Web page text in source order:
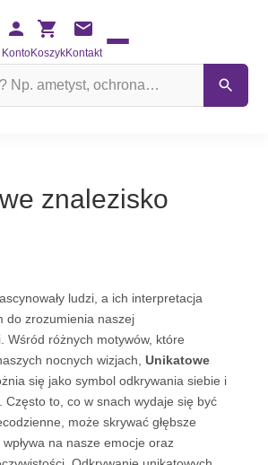
KontoKoszykKontakt
znalezisko
ludzi, a ich interpretacja
do zrozumienia naszej
Wśród różnych motywów, które
nocnych wizjach, Unikatowe
się jako symbol odkrywania siebie i
Często to, co w snach wydaje się być
może skrywać głębsze
na nasze emocje oraz